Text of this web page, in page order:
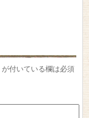
が付いている欄は必須